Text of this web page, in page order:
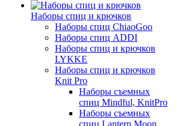
Наборы спиц и крючков
Наборы спиц ChiaoGoo
Наборы спиц ADDI
Наборы спиц и крючков
LYKKE
Наборы спиц и крючков
Knit Pro
Наборы съемных
спиц Mindful, KnitPro
Наборы съемных
спиц Lantern Moon,